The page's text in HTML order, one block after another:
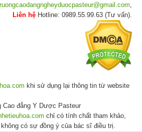
Liên hệ Hotline: 0989.55.99.63 (Tư vấn).
khi sử dụng lại thông tin từ website
Cao đẳng Y Dược Pasteur
chỉ có tính chất tham khảo,
có sự đồng ý của bác sĩ điều trị.